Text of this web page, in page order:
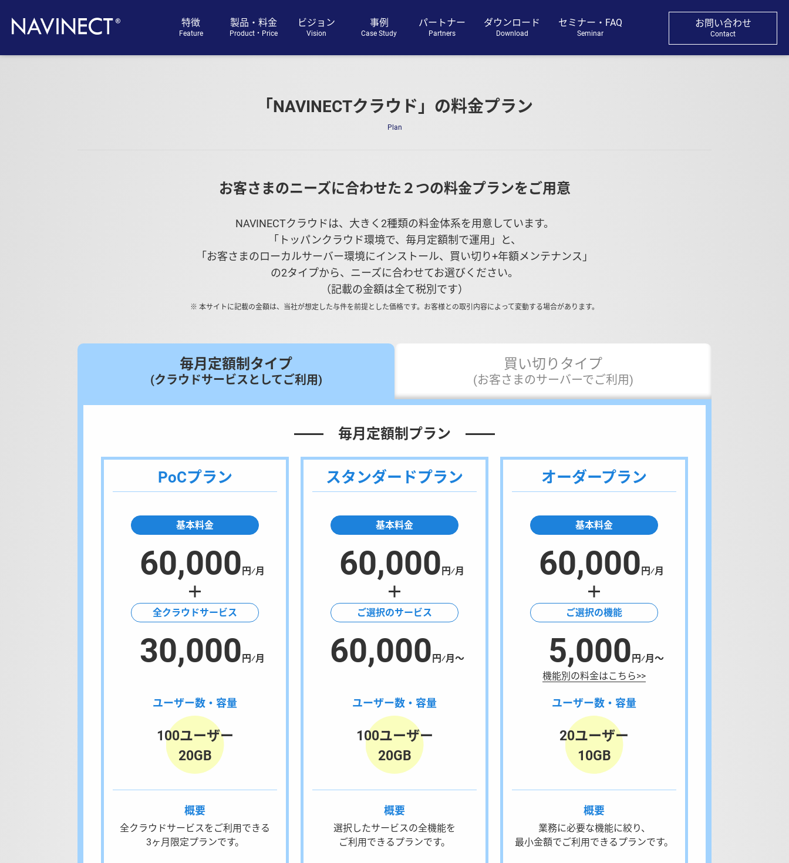
特徴
Feature
製品・料金
Product・Price
ビジョン
Vision
事例
Case Study
パートナー
Partners
ダウンロード
Download
セミナー・FAQ
Seminar
お問い合わせ
Contact
「NAVINECTクラウド」の料金プラン
Plan
お客さまのニーズに合わせた２つの料金プランをご用意
NAVINECTクラウドは、 大きく2種類の料金体系を用意しています。
「トッパンクラウド環境で、 毎月定額制で運用」と、
「お客さまのローカルサーバー環境にインストール、買い切り+年額メンテナンス」
の2タイプから、ニーズに合わせてお選びください。
（記載の金額は全て税別です）
※ 本サイトに記載の金額は、当社が想定した与件を前提とした価格です。お客様との取引内容によって変動する場合があります。
毎月定額制タイプ
(クラウドサービスとしてご利用)
買い切りタイプ
(お客さまのサーバーでご利用)
毎月定額制プラン
PoCプラン
基本料金
60,000 円⁄月
全クラウドサービス
30,000 円⁄月
ユーザー数・容量
100ユーザー
20GB
概要
全クラウドサービスをご利用できる
3ヶ月限定プランです。
スタンダードプラン
基本料金
60,000 円⁄月
ご選択のサービス
60,000 円⁄月〜
ユーザー数・容量
100ユーザー
20GB
概要
選択したサービスの全機能を
ご利用できるプランです。
オーダープラン
基本料金
60,000 円⁄月
ご選択の機能
5,000 円⁄月〜
機能別の料金はこちら>>
ユーザー数・容量
20ユーザー
10GB
概要
業務に必要な機能に絞り、
最小金額でご利用できるプランです。